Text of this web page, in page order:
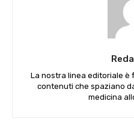
La nostra linea editoriale
contenuti che spaziano
medicina